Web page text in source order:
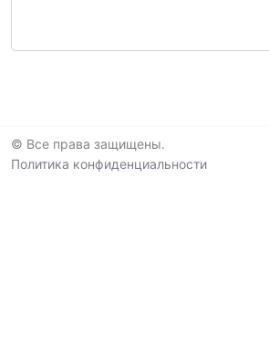
© Все права защищены.
Политика конфиденциальности